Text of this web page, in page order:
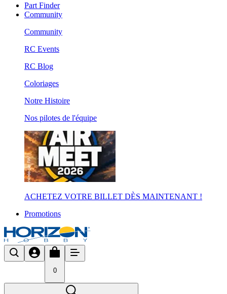
Part Finder
Community
Community
RC Events
RC Blog
Coloriages
Notre Histoire
Nos pilotes de l'équipe
ACHETEZ VOTRE BILLET DÈS MAINTENANT !
Promotions
0